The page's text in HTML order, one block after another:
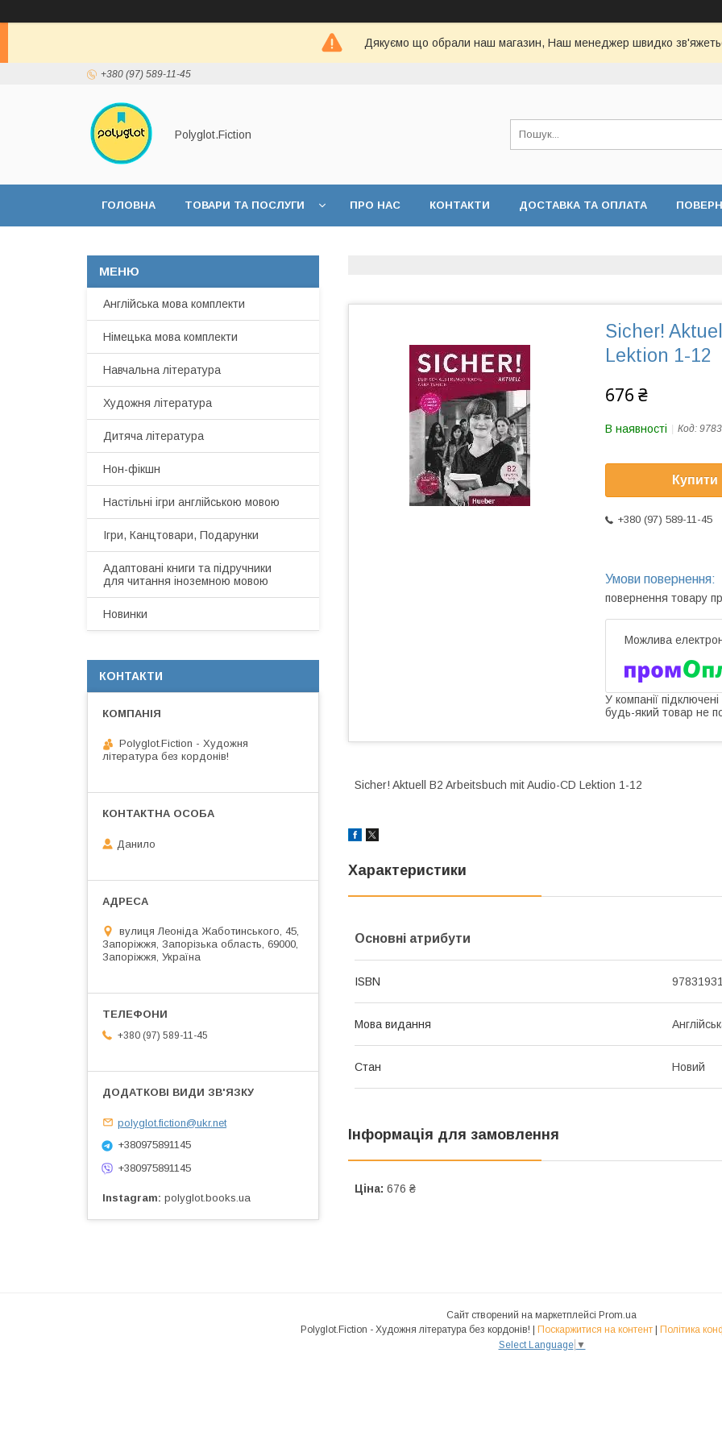
Дякуємо що обрали наш магазин, Наш менеджер швидко
+380 (97) 589-11-45
Polyglot.Fiction
ГОЛОВНА ТОВАРИ ТА ПОСЛУГИ ПРО НАС КОНТАКТИ ДОСТАВКА ТА ОПЛАТА
Sicher!
Lektion 1-12
676 ₴
В наявності Код:
Купити
+380 (97) 589-11-45
повернення товару
У компанії
будь-який товар не
Sicher! Aktuell B2 Arbeitsbuch mit Audio-CD Lektion 1-12
Характеристики
Основні атрибути
ISBN
Мова видання
Стан Новий
Інформація для замовлення
Ціна: 676 ₴
Англійська мова комплекти
Німецька мова комплекти
Навчальна література
Художня література
Дитяча література
Нон-фікшн
Настільні ігри англійською мовою
Ігри, Канцтовари, Подарунки
Адаптовані книги та підручники
для читання іноземною мовою
Новинки
КОНТАКТИ
Polyglot.Fiction - Художня
література без кордонів!
Данило
вулиця Леоніда Жаботинського, 45,
Запоріжжя, Запорізька область, 69000,
Запоріжжя, Україна
+380 (97) 589-11-45
polyglot.fiction@ukr.net
+380975891145
+380975891145
Instagram polyglot.books.ua
Сайт створений на маркетплейсі Prom.ua
Поскаржитися на контент
Політика
Select Language ▼